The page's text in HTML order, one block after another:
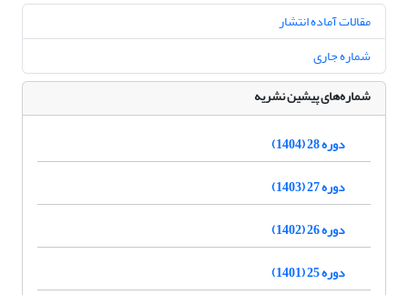
مقالات آماده انتشار
شماره جاری
شماره‌های پیشین نشریه
دوره 28 (1404)
دوره 27 (1403)
دوره 26 (1402)
دوره 25 (1401)